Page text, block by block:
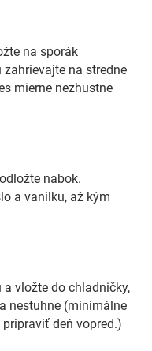
na sporák
na stredne
mierne nezhustne
nabok.
a vanilku, až kým
vložte do chladničky,
nestuhne (minimálne
deň vopred.)